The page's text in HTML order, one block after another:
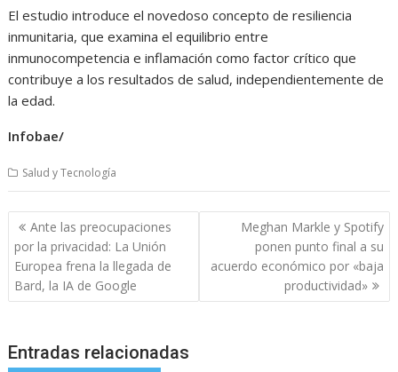
El estudio introduce el novedoso concepto de resiliencia
inmunitaria, que examina el equilibrio entre
inmunocompetencia e inflamación como factor crítico que
contribuye a los resultados de salud, independientemente de
la edad.
Infobae/
Salud y Tecnología
Navegación
de
entradas
Ante las preocupaciones
por la privacidad: La Unión
Europea frena la llegada de
Bard, la IA de Google
Meghan Markle y Spotify
ponen punto final a su
acuerdo económico por «baja
productividad»
Entradas relacionadas